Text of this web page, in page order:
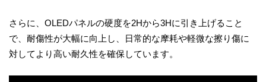
さらに、OLEDパネルの硬度を2Hから3Hに引き上げること
で、耐傷性が大幅に向上し、日常的な摩耗や軽微な擦り傷に
対してより高い耐久性を確保しています。